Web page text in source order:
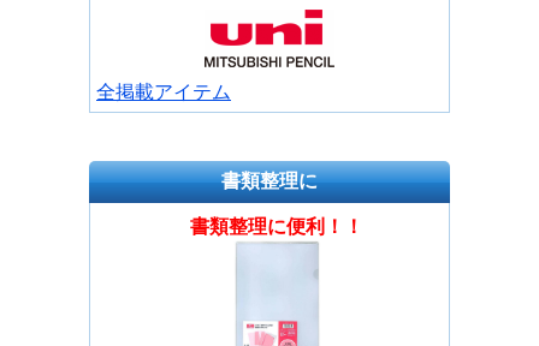
全掲載アイテム
書類整理に
書類整理に便利！！